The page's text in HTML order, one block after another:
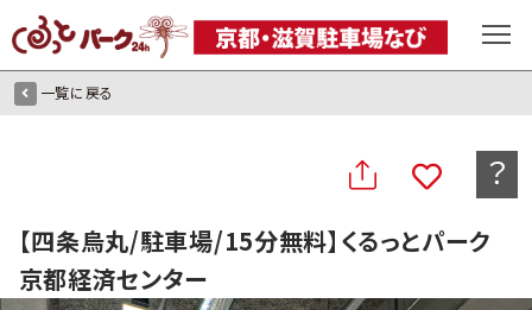
一覧に戻る
？
【四条烏丸/駐車場/15分無料】くるっとパーク
京都経済センター